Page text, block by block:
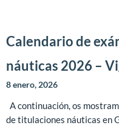
Calendario de
náuticas 2026 –
8 enero, 2026
A continuación, os
de titulaciones náuticas en